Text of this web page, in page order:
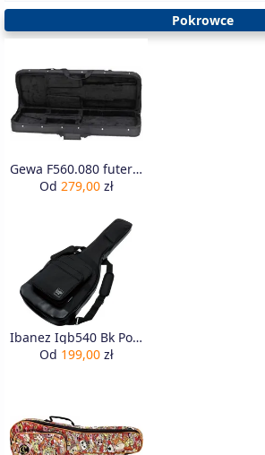
Pokrowce
Gewa F560.080 futerał na gitare elektryczną
Od 279,00zł
Ibanez Igb540 Bk Pokrowiec Gitara Elektryczna
Od 199,00zł